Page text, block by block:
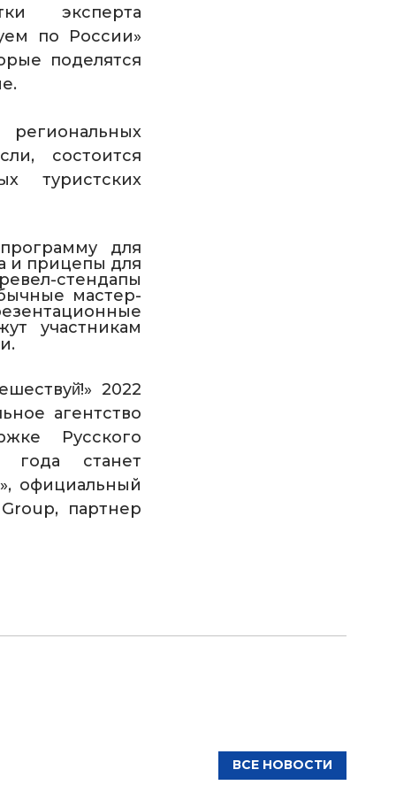
эксперта
по России»
поделятся
состоится
туристских
для
и прицепы для
стендапы
мастер-
участникам
.
» 2022
агентство
Русского
года станет
официальный
, партнер
ВСЕ НОВОСТИ